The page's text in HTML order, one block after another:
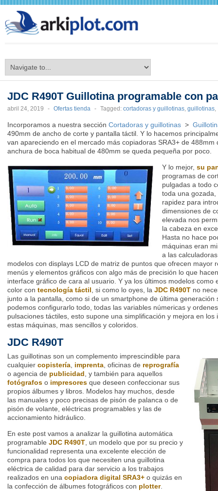
JDC R490T Guillotina programable con
abril 24, 2019 - Ofertas tienda - Tagged: cortadoras y guillotinas, guillotinas,
Incorporamos a nuestra sección Cortadoras y guillotinas >
490mm de ancho de corte y pantalla táctil. Y lo hacemos
van apareciendo en el mercado más copiadoras SRA3+ de
anchura de boca habitual de 480mm se queda pequeña por poco.
Y lo mejor, su
programas de
pulgadas a todo
toda una
rapidez para
dimensiones de
elevada nos
la cabeza en
Hasta no hace
máquinas eran
a las
modelos con displays LCD de matriz de puntos que ofrecen mayor
menús y elementos gráficos con algo más de precisión lo que
interface gráfico de cara al usuario. Y ya los últimos modelos como
color con tecnología táctil, si como lo oyes, la JDC R490T no
junto a la pantalla, como si de un smartphone de última generación
podemos configurarlo todo, todas las variables númericas y
pulsaciones táctiles, esto supone una simplificación y mejora en
estas máquinas, mas sencillos y coloridos.
JDC R490T
Las guillotinas son un complemento imprescindible para
cualquier copistería, imprenta, oficinas de reprografía
o agencia de publicidad, y también para aquellos
fotógrafos o impresores que deseen confeccionar sus
propios álbumes y libros. Modelos hay muchos, desde
las manuales y poco precisas de pisón de palanca o de
pisón de volante, eléctricas programables y las de
accionamiento hidráulico.
En este post vamos a analizar la guillotina automática
programable JDC R490T, un modelo que por su precio y
funcionalidad representa una excelente elección de
compra para todos los que necesiten una guillotina
eléctrica de calidad para dar servicio a los trabajos
realizados en una copiadora digital SRA3+ o quizás en
la confección de álbumes fotográficos con plotter.